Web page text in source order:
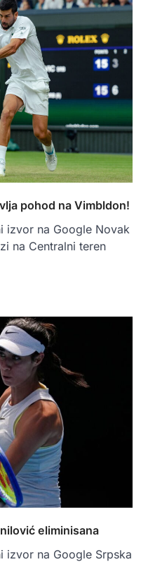
pohod na Vimbldon!
izvor na Google Novak
na Centralni teren
eliminisana
izvor na Google Srpska